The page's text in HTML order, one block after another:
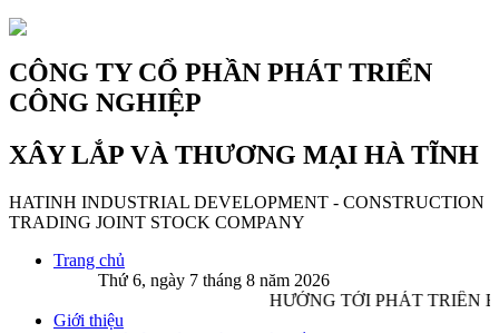
CÔNG TY CỔ PHẦN PHÁT TRIỂN
CÔNG NGHIỆP
XÂY LẮP VÀ THƯƠNG MẠI HÀ TĨNH
HATINH INDUSTRIAL DEVELOPMENT - CONSTRUCTION
TRADING JOINT STOCK COMPANY
Trang chủ
Thứ 6, ngày 7 tháng 8 năm 2026
HƯỚNG TỚI PHÁT TRIỂN
Giới thiệu